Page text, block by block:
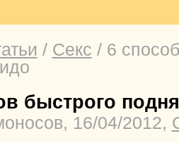
/ Секс / 6
быстрого
16/04/2012,